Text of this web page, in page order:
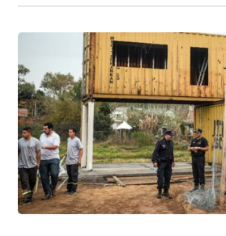
c
e
b
o
o
k
at
s
A
p
p
e
gr
a
m
ai
l